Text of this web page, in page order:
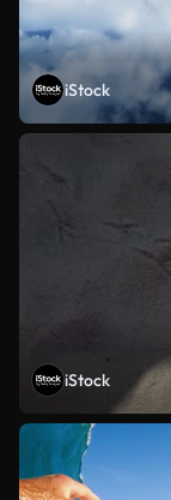
iStock
iStock